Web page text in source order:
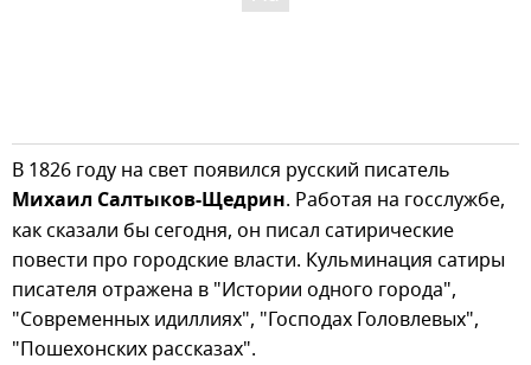
В 1826 году на свет появился русский писатель
Михаил Салтыков-Щедрин. Работая на госслужбе,
как сказали бы сегодня, он писал сатирические
повести про городские власти. Кульминация сатиры
писателя отражена в "Истории одного города",
"Современных идиллиях", "Господах Головлевых",
"Пошехонских рассказах".